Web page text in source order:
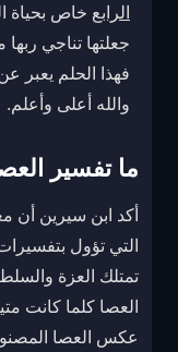
الرابع خاص بحياة
جعلتها تناجي
فهذا الحلم يعبر
والله أعلى وأعلم.
ما تفسير
أكد ابن سيرين أن
التي تؤول
تمتلك العزة
العصا كلما كانت
عكس العصا